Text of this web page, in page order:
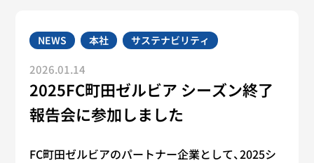
NEWS 本社 サステナビリティ
2026.01.14
2025FC町田ゼルビア シーズン終了
報告会に参加しました
FC町田ゼルビアのパートナー企業として、2025シ